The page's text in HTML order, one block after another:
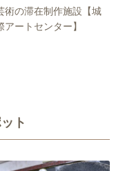
術の滞在制作施設【城
アートセンター】
ト